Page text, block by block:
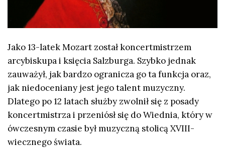
Jako 13-latek Mozart został koncertmistrzem
arcybiskupa i księcia Salzburga. Szybko jednak
zauważył, jak bardzo ogranicza go ta funkcja oraz,
jak niedoceniany jest jego talent muzyczny.
Dlatego po 12 latach służby zwolnił się z posady
koncertmistrza i przeniósł się do Wiednia, który w
ówczesnym czasie był muzyczną stolicą XVIII-
wiecznego świata.